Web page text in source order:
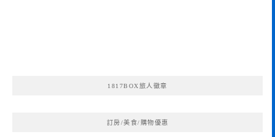
1817BOX旅人徽章
訂房/美食/購物優惠